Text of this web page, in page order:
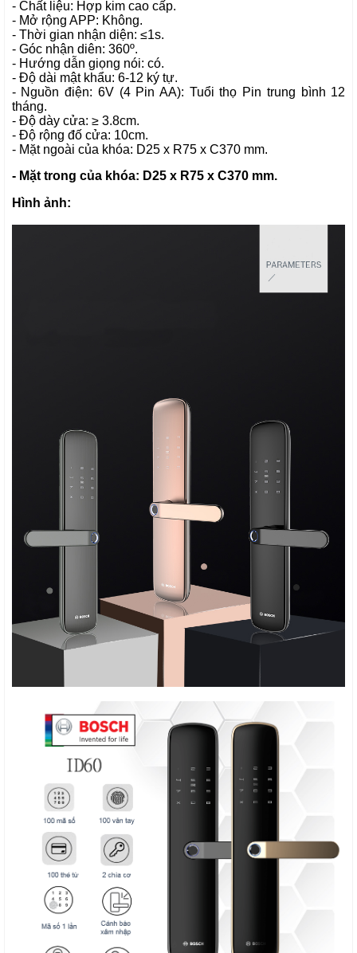
- Chất liệu: Hợp kim cao cấp.
- Mở rộng APP: Không.
- Thời gian nhận diện: ≤1s.
- Góc nhận diên: 360º.
- Hướng dẫn giọng nói: có.
- Độ dài mật khẩu: 6-12 ký tự.
- Nguồn điện: 6V (4 Pin AA): Tuổi thọ Pin trung bình 12
tháng.
- Độ dày cửa: ≥ 3.8cm.
- Độ rộng đố cửa: 10cm.
- Mặt ngoài của khóa: D25 x R75 x C370 mm.
- Mặt trong của khóa: D25 x R75 x C370 mm.
Hình ảnh: